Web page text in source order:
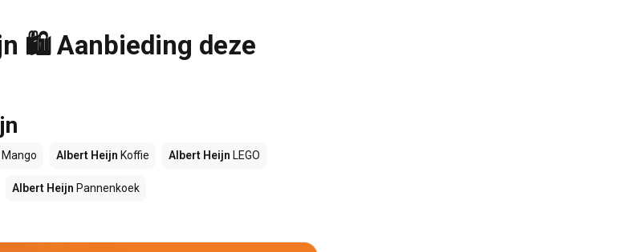
🛍️ Aanbieding deze
Mango Albert Heijn Koffie Albert Heijn LEGO
Albert Heijn Pannenkoek